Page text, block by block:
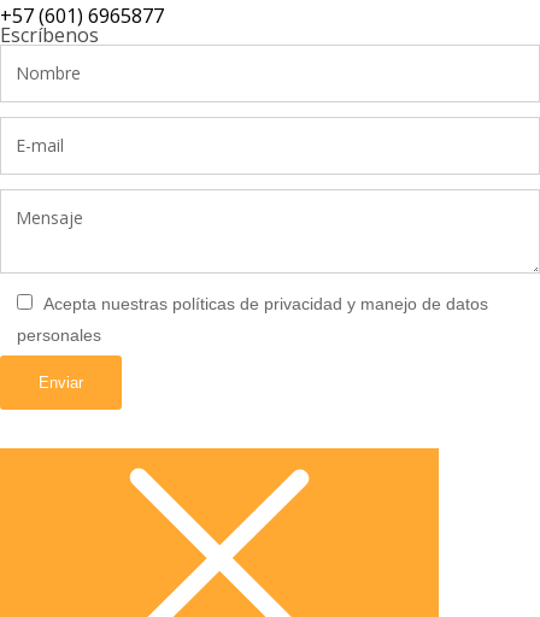
+57 (601) 6965877
Escríbenos
Acepta nuestras políticas de privacidad y manejo de datos
personales